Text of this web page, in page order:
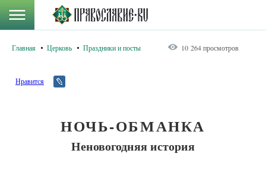
Главная Церковь Праздники и посты 10 264 просмотров
Нравится
НОЧЬ-ОБМАНКА
Неновогодняя история